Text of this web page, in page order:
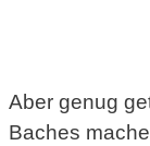
Aber genug
Baches